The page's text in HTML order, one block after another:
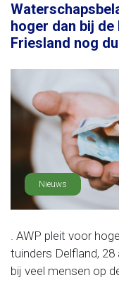
hoger dan bij de
Friesland nog
Nieuws
. AWP pleit voor
tuinders Delfland, 28
bij veel mensen op